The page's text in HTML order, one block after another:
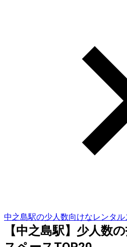
中之島駅の少人数向けなレンタル
【中之島駅】少人数